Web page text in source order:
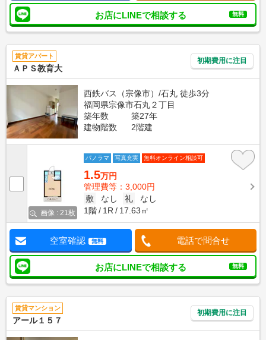
お店にLINEで相談する 無料
賃貸アパート
ＡＰＳ教育大
初期費用に注目
西鉄バス（宗像市）/石丸 徒歩3分
福岡県宗像市石丸２丁目
築年数
築27年
建物階数
2階建
画像 : 21枚
パノラマ 写真充実 無料オンライン相談可
1.5万円
管理費等：3,000円
敷
なし 礼
なし
1階
1R 17.63㎡
空室確認 無料 電話で問合せ
お店にLINEで相談する 無料
賃貸マンション
アール１５７
初期費用に注目